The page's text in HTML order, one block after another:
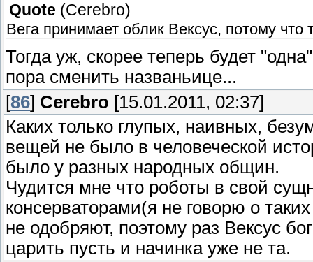
Quote (Cerebro)
Вега принимает облик Вексус, потому что
Тогда уж, скорее теперь будет
пора сменить названьице...
[86] Cerebro [15.01.2011, 02:37]
Каких только глупых, наивных,
вещей не было в человеческой
было у разных народных общин.
Чудится мне что роботы в свой
консерваторами(я не говорю о
не одобряют, поэтому раз Вексус
царить пусть и начинка уже не та.